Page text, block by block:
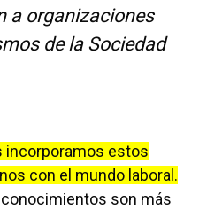
a organizaciones
de la Sociedad
incorporamos estos
con el mundo laboral.
son más